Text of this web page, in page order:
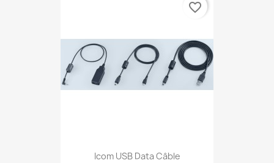
Icom USB Data Câble
favorite_border